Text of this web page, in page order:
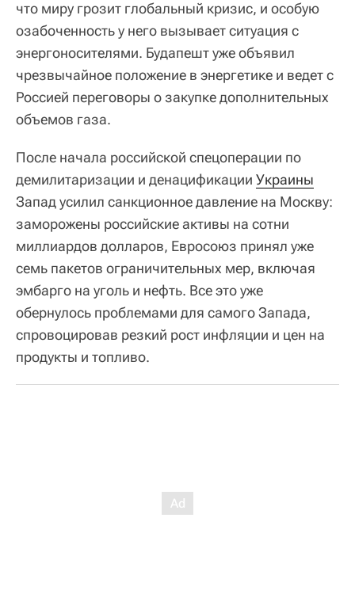
что миру грозит глобальный кризис, и особую
озабоченность у него вызывает ситуация с
энергоносителями. Будапешт уже объявил
чрезвычайное положение в энергетике и ведет с
Россией переговоры о закупке дополнительных
объемов газа.
После начала российской спецоперации по
демилитаризации и денацификации Украины
Запад усилил санкционное давление на Москву:
заморожены российские активы на сотни
миллиардов долларов, Евросоюз принял уже
семь пакетов ограничительных мер, включая
эмбарго на уголь и нефть. Все это уже
обернулось проблемами для самого Запада,
спровоцировав резкий рост инфляции и цен на
продукты и топливо.